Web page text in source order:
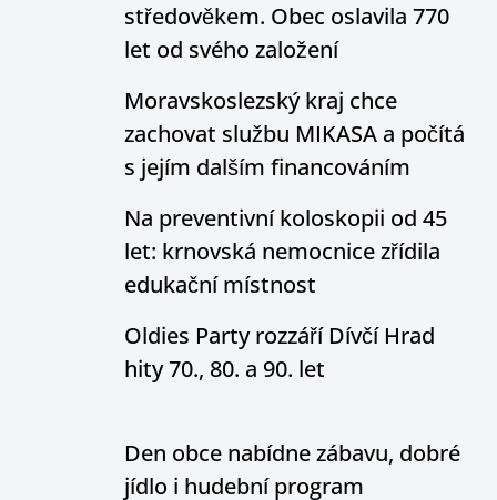
středověkem. Obec oslavila 770
let od svého založení
Moravskoslezský kraj chce
zachovat službu MIKASA a počítá
s jejím dalším financováním
Na preventivní koloskopii od 45
let: krnovská nemocnice zřídila
edukační místnost
Oldies Party rozzáří Dívčí Hrad
hity 70., 80. a 90. let
Den obce nabídne zábavu, dobré
jídlo i hudební program